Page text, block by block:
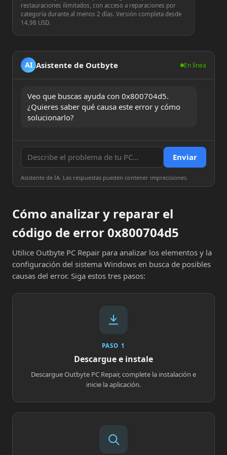
restauraciones ilimitados, con acceso a reparaciones por
categoría durante al menos 2 días. Versión completa desde
14,98 USD.
AI Asistente de Outbyte En línea
Veo que buscas ayuda con 0x800704d5.
¿Quieres saber qué causa este error y cómo
solucionarlo?
Enviar
Asistente de IA. Las respuestas pueden contener imprecisiones.
Cómo analizar y reparar el
código de error 0x800704d5
Utilice Outbyte PC Repair para analizar los elementos y la
configuración del sistema Windows en busca de posibles
causas del error. Siga estos tres pasos:
PASO 1
Descargue e instale
Descargue Outbyte PC Repair, complete la instalación e
inicie la aplicación.